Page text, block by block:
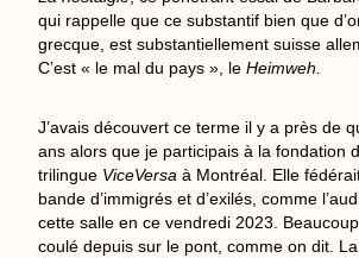
qui rappelle que ce substantif bien que
grecque, est substantiellement suisse
C’est « le mal du pays », leHeimweh.
J’avais découvert ce terme il y a près de
ans alors que je participais à la fondation
trilingue ViceVersa à Montréal. Elle
bande d’immigrés et d’exilés, comme
cette salle en ce vendredi 2023. Beaucoup
coulé depuis sur le pont, comme on dit. La